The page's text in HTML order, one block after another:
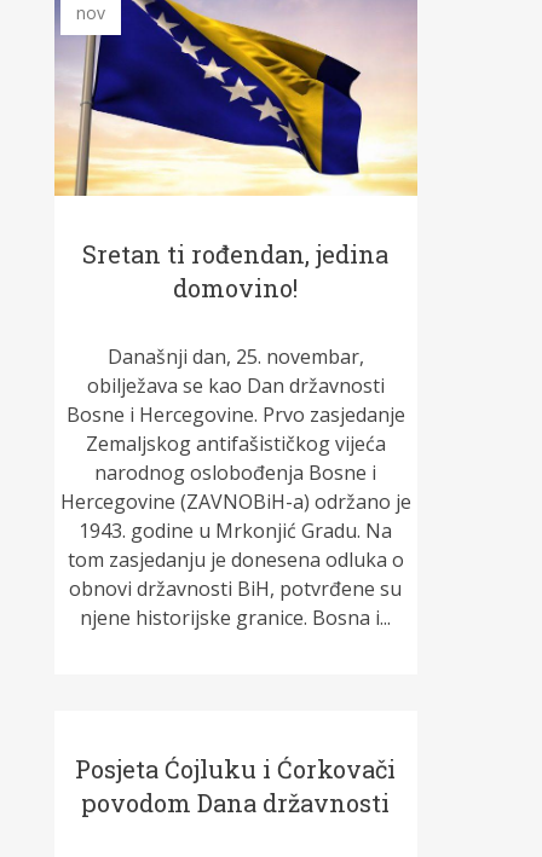
nov
Sretan ti rođendan, jedina
domovino!
Današnji dan, 25. novembar,
obilježava se kao Dan državnosti
Bosne i Hercegovine. Prvo zasjedanje
Zemaljskog antifašističkog vijeća
narodnog oslobođenja Bosne i
Hercegovine (ZAVNOBiH-a) održano je
1943. godine u Mrkonjić Gradu. Na
tom zasjedanju je donesena odluka o
obnovi državnosti BiH, potvrđene su
njene historijske granice. Bosna i...
Posjeta Ćojluku i Ćorkovači
povodom Dana državnosti